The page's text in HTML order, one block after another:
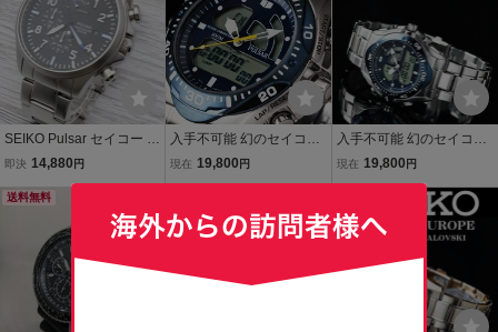
5184ｘ１本
SEIKO Pulsar セイコー パ
ルサー クロノグラフ レト
ック文字盤 メンズウォッ
チ 腕時計 クォーツ 稼働
即決 14,880 円
入手不可能 幻のセイコー
PULSAR 未使用 貴重なデ
ロノグラフ 腕時計 逆輸入
パルサーSEIKO
現在 19,800 円
入手不可能 幻のセイコー
PULSAR 未使用 貴重なデ
ド・デジアナ100m防水ク
ロノグラフ 腕時計 逆輸入
パルサーSEIKO
現在 19,800 円
送料無料